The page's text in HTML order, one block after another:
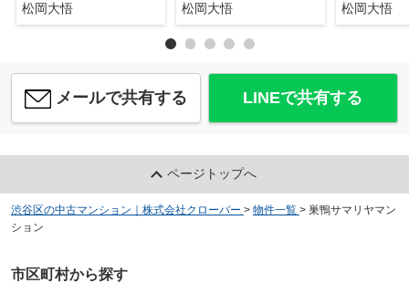
松岡大悟 松岡大悟 松岡大悟
メールで共有する LINEで共有する
ページトップへ
渋谷区の中古マンション｜株式会社クローバー > 物件一覧 > 巣鴨サマリヤマン
ション
市区町村から探す